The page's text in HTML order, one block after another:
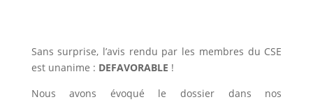
Sans surprise, l’avis rendu par les membres du CSE
est unanime : DEFAVORABLE !
Nous avons évoqué le dossier dans nos